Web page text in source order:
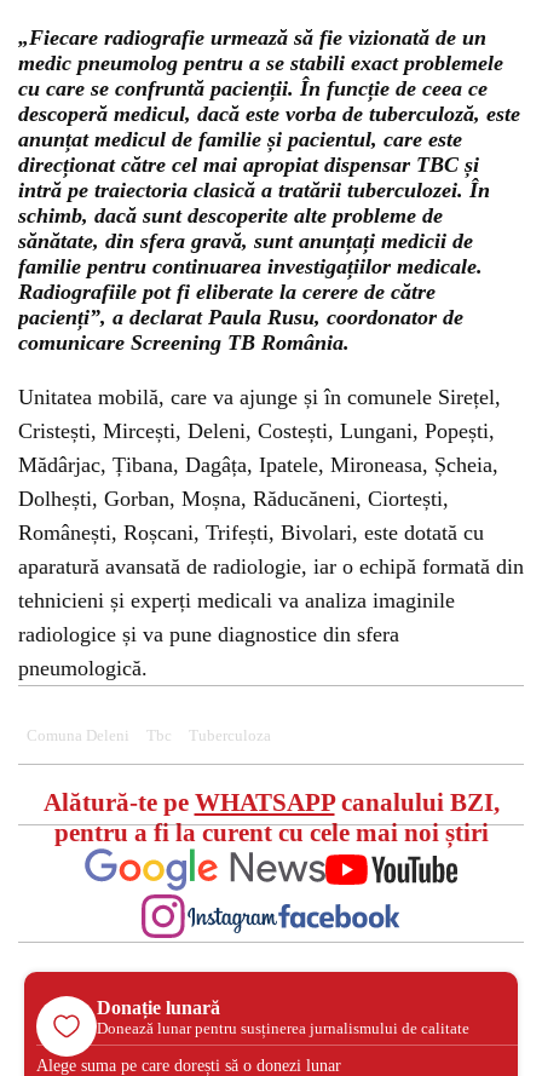
„Fiecare radiografie urmează să fie vizionată de un
medic pneumolog pentru a se stabili exact problemele
cu care se confruntă pacienții. În funcție de ceea ce
descoperă medicul, dacă este vorba de tuberculoză, este
anunțat medicul de familie și pacientul, care este
direcționat către cel mai apropiat dispensar TBC și
intră pe traiectoria clasică a tratării tuberculozei. În
schimb, dacă sunt descoperite alte probleme de
sănătate, din sfera gravă, sunt anunțați medicii de
familie pentru continuarea investigațiilor medicale.
Radiografiile pot fi eliberate la cerere de către
pacienți”, a declarat Paula Rusu, coordonator de
comunicare Screening TB România.
Unitatea mobilă, care va ajunge și în comunele Sirețel,
Cristești, Mircești, Deleni, Costești, Lungani, Popești,
Mădârjac, Țibana, Dagâța, Ipatele, Mironeasa, Șcheia,
Dolhești, Gorban, Moșna, Răducăneni, Ciortești,
Românești, Roșcani, Trifești, Bivolari, este dotată cu
aparatură avansată de radiologie, iar o echipă formată din
tehnicieni și experți medicali va analiza imaginile
radiologice și va pune diagnostice din sfera
pneumologică.
Comuna Deleni Tbc Tuberculoza
Alătură-te pe WHATSAPPcanalului BZI,
pentru a fi la curent cu cele mai noi știri
Donație lunară
Donează lunar pentru susținerea jurnalismului de calitate
Alege suma pe care dorești să o donezi lunar